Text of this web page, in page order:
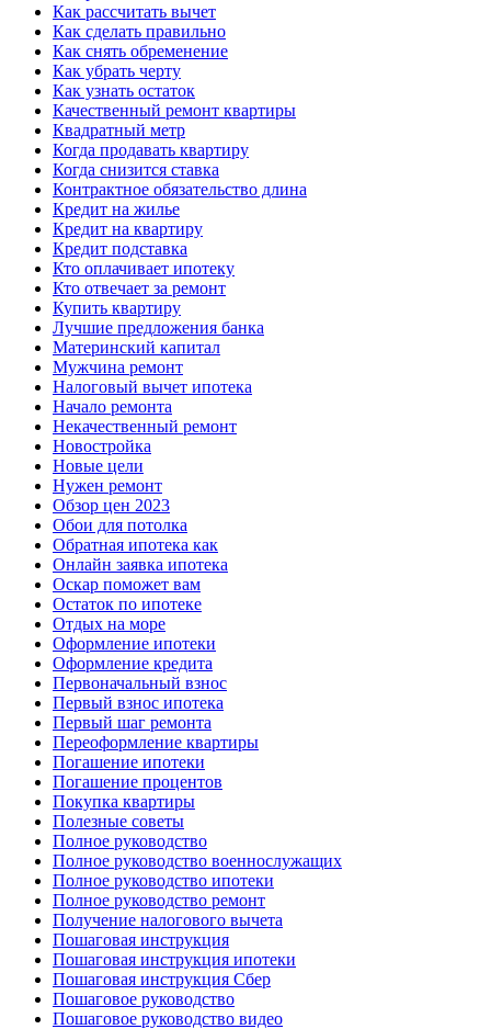
Как рассчитать вычет
Как сделать правильно
Как снять обременение
Как убрать черту
Как узнать остаток
Качественный ремонт квартиры
Квадратный метр
Когда продавать квартиру
Когда снизится ставка
Контрактное обязательство длина
Кредит на жилье
Кредит на квартиру
Кредит подставка
Кто оплачивает ипотеку
Кто отвечает за ремонт
Купить квартиру
Лучшие предложения банка
Материнский капитал
Мужчина ремонт
Налоговый вычет ипотека
Начало ремонта
Некачественный ремонт
Новостройка
Новые цели
Нужен ремонт
Обзор цен 2023
Обои для потолка
Обратная ипотека как
Онлайн заявка ипотека
Оскар поможет вам
Остаток по ипотеке
Отдых на море
Оформление ипотеки
Оформление кредита
Первоначальный взнос
Первый взнос ипотека
Первый шаг ремонта
Переоформление квартиры
Погашение ипотеки
Погашение процентов
Покупка квартиры
Полезные советы
Полное руководство
Полное руководство военнослужащих
Полное руководство ипотеки
Полное руководство ремонт
Получение налогового вычета
Пошаговая инструкция
Пошаговая инструкция ипотеки
Пошаговая инструкция Сбер
Пошаговое руководство
Пошаговое руководство видео